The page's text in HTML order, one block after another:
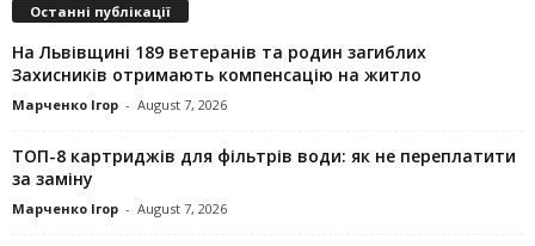
Останні публікації
На Львівщині 189 ветеранів та родин загиблих
Захисників отримають компенсацію на житло
Марченко Ігор - August 7, 2026
ТОП-8 картриджів для фільтрів води: як не переплатити
за заміну
Марченко Ігор - August 7, 2026